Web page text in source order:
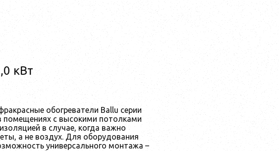
кВт
обогреватели Ballu серии
помещениях с высокими потолками
в случае, когда важно
а не воздух. Для оборудования
универсального монтажа –